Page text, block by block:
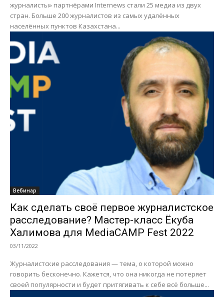
журналисты» партнёрами Internews стали 25 медиа из двух
стран. Больше 200 журналистов из самых удалённых
населённых пунктов Казахстана...
Вебинар
Как сделать своё первое журналистское
расследование? Мастер-класс Ёкуба
Халимова для MediaCAMP Fest 2022
03/11/2022
Журналистские расследования — тема, о которой можно
говорить бесконечно. Кажется, что она никогда не потеряет
своей популярности и будет притягивать к себе всё больше...